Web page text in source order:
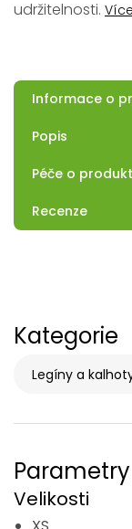
udržitelnosti.
Informace o
Popis
Péče o produkt
Recenze
Kategorie
Legíny a
Parametry
Velikosti